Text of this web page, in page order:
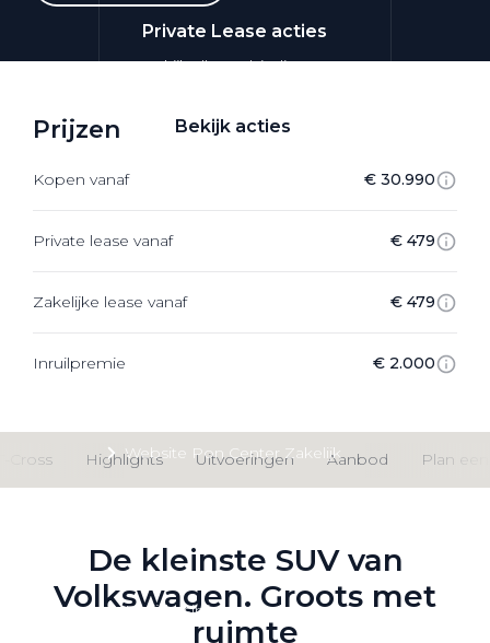
Private Lease acties
Bekijk alle aanbiedingen
Bekijk acties
Website Pon Center Zakelijk
Leasevormen
Berijdersinfo
Prijzen
Kopen vanaf € 30.990
Private lease vanaf € 479
Zakelijke lease vanaf € 479
Inruilpremie € 2.000
Cross Highlights Uitvoeringen Aanbod Plan
De kleinste SUV van
Volkswagen. Groots met
ruimte